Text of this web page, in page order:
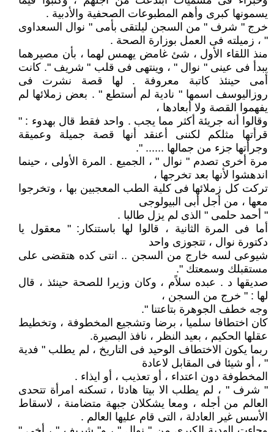
يسمونها كبرى وأهم المطبوعات الصحفية والأدبية .
خرج " شرف " من السجن ليلتقى بأمى " نوال السعداوى
" ، زميلته فى العمل بوزارة الصحة .
منذ اللقاء الأول ، شئ غامض يهمس لهما ، بأن مصيرهما
يبدأ فى عينى " نوال " ، وينتهى فى قلب " شريف ". كانت
أمى حينئذ كاتبة معروفة . لها قصة نشرت فى
روزاليوسف اسمها " نادية لم أستطع " . بعض زملائها لم
يفهموا القصة ولا أبعادها ،
وقالوا أنه جريئة أكثر مما يجب . واحد فقط قال بهدوء : "
قرأتها مثلكم لكننى أعنقد أنها قصة جميلة وعميقة
وجرأتها جزء من جمالها ...... ".
مرة أخرى تصدم " نوال " ، الجميع . المرة الأولى ، حينما
اندهشوا لأنها بعد تخرجها ،
تركت كل زملائها فى كلية الطب المعجبين بها ، وتخرجوا
معها ، من أجل أبى البيولوجى
" أحمد حلمى " الذى لم يزل طالبا .
أما فى المرة الثانية ، قالوا لها باستنكار: " معقول يا
دكتورة نوال ، تتجوزى واحد
شيوعى لسه خارج من السجن .. انتى كده هتقضى على
مستقبلك وسمعتك ".
صديقها د . عبده سلاًم ، وكان وزيرا للصحة حينئذ ، قال
لها : " خرج من السجن ،
وجه خطف الجوهرة بتاعتنا ".
كان اختطافا سلميا ، برضا وتشجيع المخطوفة ، وتخطيط
عقلها الحكيم ، بعيد النظر ، نافذ البصيرة.
ربما يكون الاختطاف الوحيد فى التاريخ ، لم يطلب " فدية
" ، أو شيئا فى المقابل لاعادة
المخطوفة دون اعتداء ، أو تعذيب ، أو ايذاء .
" شرف " ، لم يطلب الا بيتا هادئا ، تسكنه امرأة تتحدى
العالم من أجله ، ومعا يشكلان جبهة متضامنة ، لاسقاط
الأسس غير العادلة ، التى قام عليها العالم .